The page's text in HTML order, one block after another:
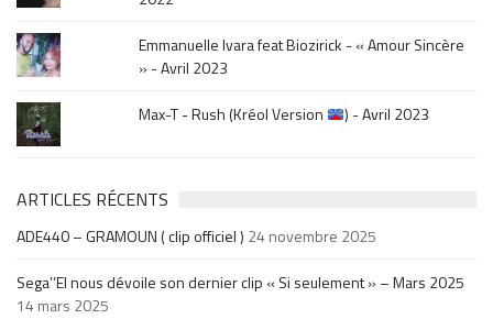
Emmanuelle Ivara feat Biozirick - « Amour Sincère
» - Avril 2023
Max-T - Rush (Kréol Version
) - Avril 2023
ARTICLES RÉCENTS
ADE440 – GRAMOUN ( clip officiel ) 24 novembre 2025
Sega’’El nous dévoile son dernier clip « Si seulement » – Mars 2025
14 mars 2025